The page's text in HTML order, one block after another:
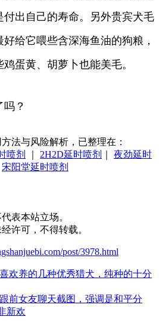
出自己的寿命。另外贵宾犬毛
给它喂些含深海鱼油的狗粮，
蛋黄、胡萝卜也能美毛。
？
法与风险解析，已整理在：
喷剂 2H2D延时喷剂
夜劲延时
宋阳堂延时喷剂
表本站立场。
许可，不得转载。
post/3978.html
欢养的几种优秀猎犬，纯种的十分
前女友聊天截图，强调是和平分
新欢